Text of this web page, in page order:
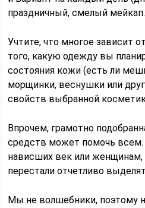
праздничный, смелый мейкап.
Учтите, что многое зависит
того, какую одежду вы
состояния кожи (есть ли
морщинки, веснушки или
свойств выбранной
Впрочем, грамотно
средств может помочь
нависших век или женщинам,
перестали отчетливо
Мы не волшебники, поэтому